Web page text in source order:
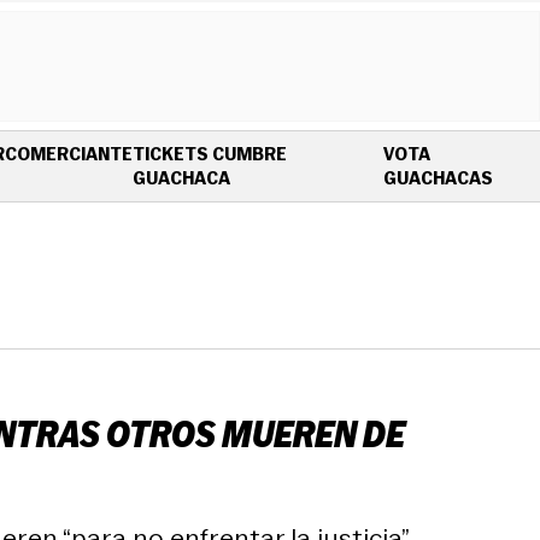
COMERCIANTETICKETS CUMBRE
GUACHACAOPENS IN NEW WINDOW
VOTA
GUACHACAS
OTROS MUEREN DE